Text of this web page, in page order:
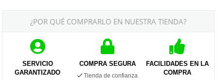
¿POR QUÉ COMPRARLO EN NUESTRA TIENDA?
SERVICIO
GARANTIZADO
COMPRA SEGURA
Tienda de confianza
FACILIDADES EN LA
COMPRA